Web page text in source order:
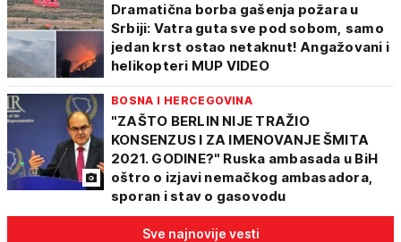
Dramatična borba gašenja požara u
Srbiji: Vatra guta sve pod sobom, samo
jedan krst ostao netaknut! Angažovani i
helikopteri MUP VIDEO
BOSNA I HERCEGOVINA
"ZAŠTO BERLIN NIJE TRAŽIO
KONSENZUS I ZA IMENOVANJE ŠMITA
2021. GODINE?" Ruska ambasada u BiH
oštro o izjavi nemačkog ambasadora,
sporan i stav o gasovodu
Sve najnovije vesti